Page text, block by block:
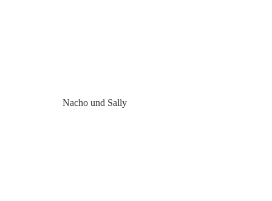
Nacho und Sally